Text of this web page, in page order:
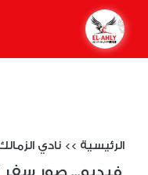
الرئيسية >> نادي